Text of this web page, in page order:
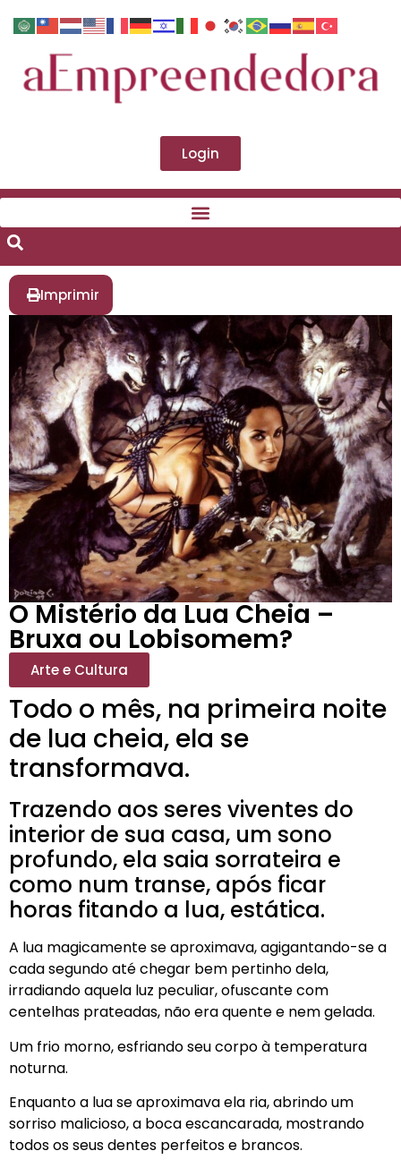
Login
Imprimir
O Mistério da Lua Cheia –
Bruxa ou Lobisomem?
Arte e Cultura
Todo o mês, na primeira noite
de lua cheia, ela se
transformava.
Trazendo aos seres viventes do
interior de sua casa, um sono
profundo, ela saia sorrateira e
como num transe, após ficar
horas fitando a lua, estática.
A lua magicamente se aproximava, agigantando-se a
cada segundo até chegar bem pertinho dela,
irradiando aquela luz peculiar, ofuscante com
centelhas prateadas, não era quente e nem gelada.
Um frio morno, esfriando seu corpo à temperatura
noturna.
Enquanto a lua se aproximava ela ria, abrindo um
sorriso malicioso, a boca escancarada, mostrando
todos os seus dentes perfeitos e brancos.